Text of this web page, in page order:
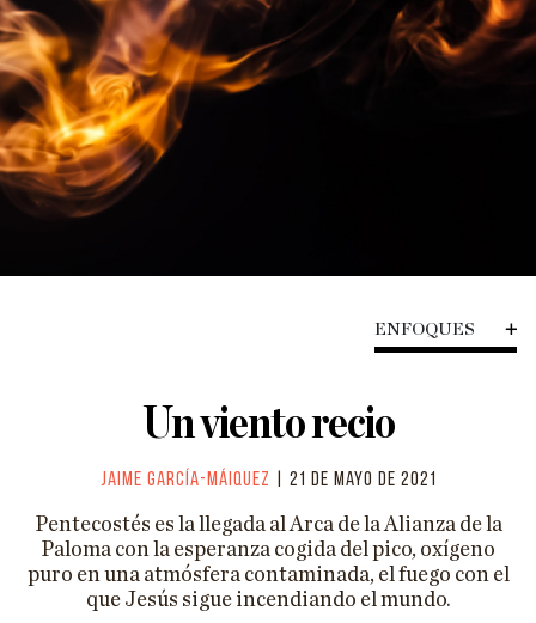
ECONOMÍA
EDUCACIÓN
HISTORIA
ENFOQUES
EL ASTROLABIO
ENTREVISTAS
PÓDCAST
VIÑETAS
ENFOQUES
Un viento recio
Jaime García-Máiquez | 21 de mayo de 2021
Pentecostés es la llegada al Arca de la Alianza de la
Paloma con la esperanza cogida del pico, oxígeno
puro en una atmósfera contaminada, el fuego con el
que Jesús sigue incendiando el mundo.